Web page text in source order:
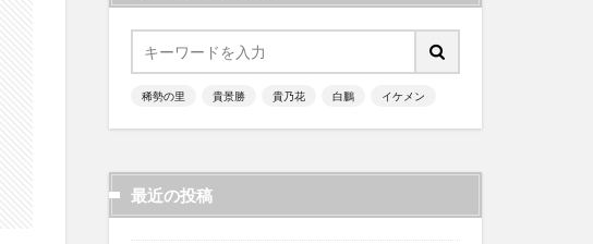
稀勢の里 貴景勝 貴乃花 白鵬 イケメン
最近の投稿